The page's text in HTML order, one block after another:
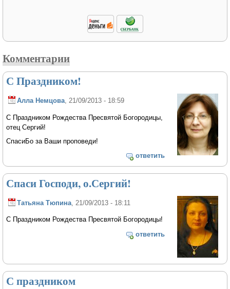
Комментарии
С Праздником!
Алла Немцова, 21/09/2013 - 18:59
С Праздником Рождества Пресвятой Богородицы,
отец Сергий!
СпасиБо за Ваши проповеди!
ответить
Спаси Господи, о.Сергий!
Татьяна Тюпина , 21/09/2013 - 18:11
С Праздником Рождества Пресвятой Богородицы!
ответить
С праздником